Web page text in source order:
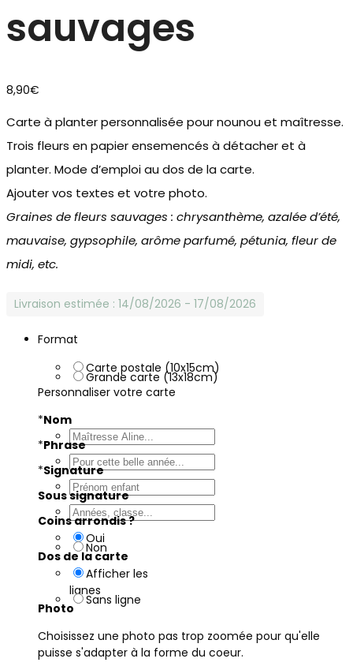
sauvages
8,90€
Carte à planter personnalisée pour nounou et maîtresse.
Trois fleurs en papier ensemencés à détacher et à
planter. Mode d’emploi au dos de la carte.
Ajouter vos textes et votre photo.
Graines de fleurs sauvages : chrysanthème, azalée d’été,
mauvaise, gypsophile, arôme parfumé, pétunia, fleur de
midi, etc.
Livraison estimée : 14/08/2026 - 17/08/2026
Format
Carte postale (10x15cm)
Grande carte (13x18cm)
Personnaliser votre carte
*Nom
*Phrase
*Signature
Sous signature
Coins arrondis ?
Oui
Non
Dos de la carte
Afficher les
lignes
Sans ligne
Photo
Choisissez une photo pas trop zoomée pour qu'elle
puisse s'adapter à la forme du coeur.